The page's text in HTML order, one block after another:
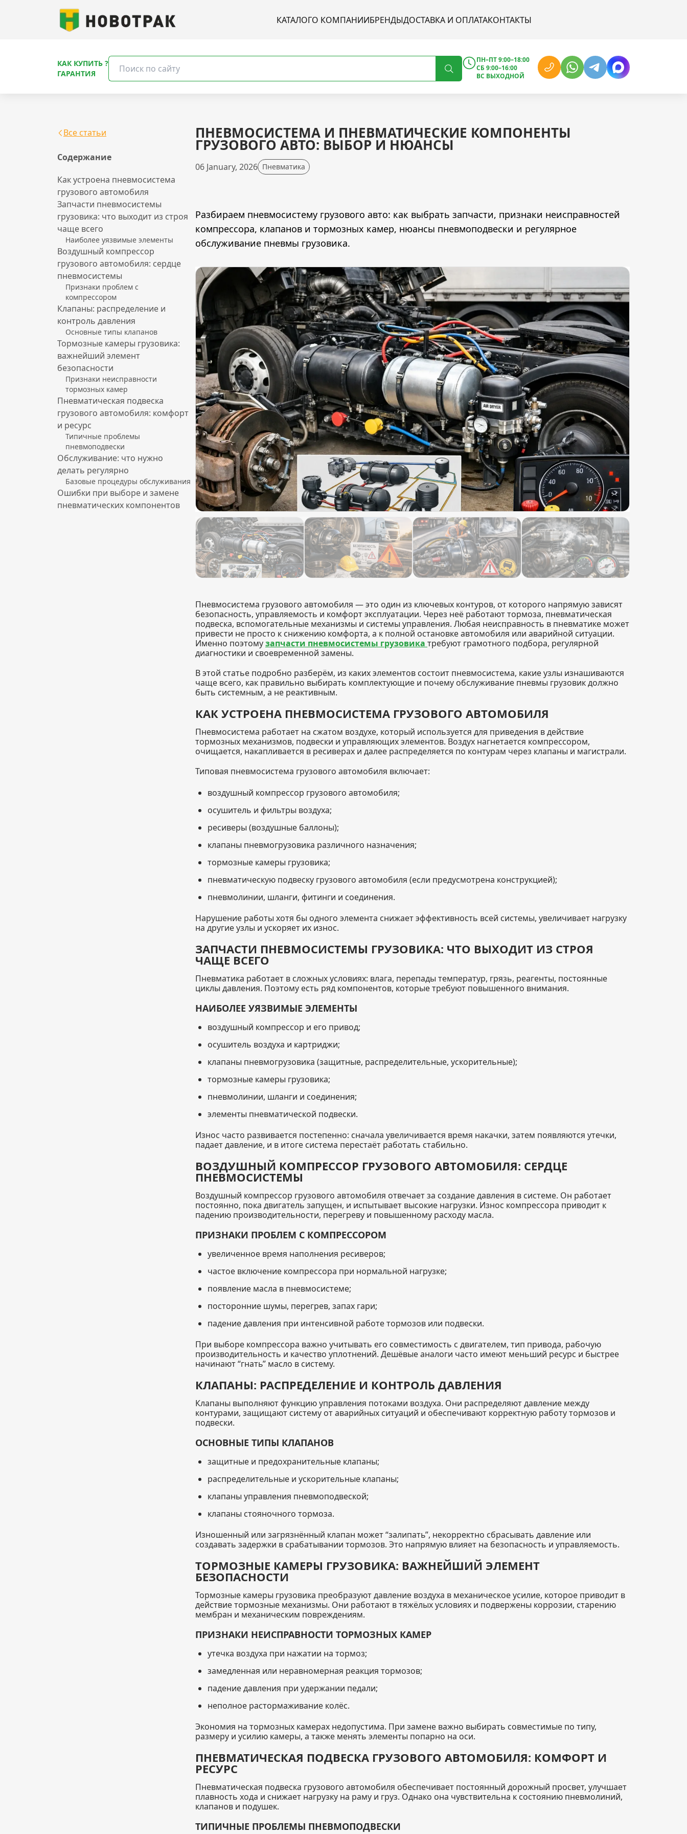
КАТАЛОГО КОМПАНИИБРЕНДЫДОСТАВКА И ОПЛАТАКОНТАКТЫ
КАК КУПИТЬ ?
ГАРАНТИЯ
ПН–ПТ 9:00–18:00
СБ 9:00–16:00
ВС ВЫХОДНОЙ
Все статьи
Содержание
Как устроена пневмосистема
грузового автомобиля
Запчасти пневмосистемы
грузовика: что выходит из строя
чаще всего
Наиболее уязвимые элементы
Воздушный компрессор
грузового автомобиля: сердце
пневмосистемы
Признаки проблем с
компрессором
Клапаны: распределение и
контроль давления
Основные типы клапанов
Тормозные камеры грузовика:
важнейший элемент
безопасности
Признаки неисправности
тормозных камер
Пневматическая подвеска
грузового автомобиля: комфорт
и ресурс
Типичные проблемы
пневмоподвески
Обслуживание: что нужно
делать регулярно
Базовые процедуры обслуживания
Ошибки при выборе и замене
пневматических компонентов
ПНЕВМОСИСТЕМА И ПНЕВМАТИЧЕСКИЕ КОМПОНЕНТЫ
ГРУЗОВОГО АВТО: ВЫБОР И НЮАНСЫ
06 January, 2026 Пневматика
Разбираем пневмосистему грузового авто: как выбрать запчасти, признаки неисправностей
компрессора, клапанов и тормозных камер, нюансы пневмоподвески и регулярное
обслуживание пневмы грузовика.
Пневмосистема грузового автомобиля — это один из ключевых контуров, от которого напрямую зависят
безопасность, управляемость и комфорт эксплуатации. Через неё работают тормоза, пневматическая
подвеска, вспомогательные механизмы и системы управления. Любая неисправность в пневматике может
привести не просто к снижению комфорта, а к полной остановке автомобиля или аварийной ситуации.
Именно поэтомузапчасти пневмосистемы грузовика требуют грамотного подбора, регулярной
диагностики и своевременной замены.
В этой статье подробно разберём, из каких элементов состоит пневмосистема, какие узлы изнашиваются
чаще всего, как правильно выбирать комплектующие и почему обслуживание пневмы грузовик должно
быть системным, а не реактивным.
КАК УСТРОЕНА ПНЕВМОСИСТЕМА ГРУЗОВОГО АВТОМОБИЛЯ
Пневмосистема работает на сжатом воздухе, который используется для приведения в действие
тормозных механизмов, подвески и управляющих элементов. Воздух нагнетается компрессором,
очищается, накапливается в ресиверах и далее распределяется по контурам через клапаны и магистрали.
Типовая пневмосистема грузового автомобиля включает:
воздушный компрессор грузового автомобиля;
осушитель и фильтры воздуха;
ресиверы (воздушные баллоны);
клапаны пневмогрузовика различного назначения;
тормозные камеры грузовика;
пневматическую подвеску грузового автомобиля (если предусмотрена конструкцией);
пневмолинии, шланги, фитинги и соединения.
Нарушение работы хотя бы одного элемента снижает эффективность всей системы, увеличивает нагрузку
на другие узлы и ускоряет их износ.
ЗАПЧАСТИ ПНЕВМОСИСТЕМЫ ГРУЗОВИКА: ЧТО ВЫХОДИТ ИЗ СТРОЯ
ЧАЩЕ ВСЕГО
Пневматика работает в сложных условиях: влага, перепады температур, грязь, реагенты, постоянные
циклы давления. Поэтому есть ряд компонентов, которые требуют повышенного внимания.
НАИБОЛЕЕ УЯЗВИМЫЕ ЭЛЕМЕНТЫ
воздушный компрессор и его привод;
осушитель воздуха и картриджи;
клапаны пневмогрузовика (защитные, распределительные, ускорительные);
тормозные камеры грузовика;
пневмолинии, шланги и соединения;
элементы пневматической подвески.
Износ часто развивается постепенно: сначала увеличивается время накачки, затем появляются утечки,
падает давление, и в итоге система перестаёт работать стабильно.
ВОЗДУШНЫЙ КОМПРЕССОР ГРУЗОВОГО АВТОМОБИЛЯ: СЕРДЦЕ
ПНЕВМОСИСТЕМЫ
Воздушный компрессор грузового автомобиля отвечает за создание давления в системе. Он работает
постоянно, пока двигатель запущен, и испытывает высокие нагрузки. Износ компрессора приводит к
падению производительности, перегреву и повышенному расходу масла.
ПРИЗНАКИ ПРОБЛЕМ С КОМПРЕССОРОМ
увеличенное время наполнения ресиверов;
частое включение компрессора при нормальной нагрузке;
появление масла в пневмосистеме;
посторонние шумы, перегрев, запах гари;
падение давления при интенсивной работе тормозов или подвески.
При выборе компрессора важно учитывать его совместимость с двигателем, тип привода, рабочую
производительность и качество уплотнений. Дешёвые аналоги часто имеют меньший ресурс и быстрее
начинают “гнать” масло в систему.
КЛАПАНЫ: РАСПРЕДЕЛЕНИЕ И КОНТРОЛЬ ДАВЛЕНИЯ
Клапаны выполняют функцию управления потоками воздуха. Они распределяют давление между
контурами, защищают систему от аварийных ситуаций и обеспечивают корректную работу тормозов и
подвески.
ОСНОВНЫЕ ТИПЫ КЛАПАНОВ
защитные и предохранительные клапаны;
распределительные и ускорительные клапаны;
клапаны управления пневмоподвеской;
клапаны стояночного тормоза.
Изношенный или загрязнённый клапан может “залипать”, некорректно сбрасывать давление или
создавать задержки в срабатывании тормозов. Это напрямую влияет на безопасность и управляемость.
ТОРМОЗНЫЕ КАМЕРЫ ГРУЗОВИКА: ВАЖНЕЙШИЙ ЭЛЕМЕНТ
БЕЗОПАСНОСТИ
Тормозные камеры грузовика преобразуют давление воздуха в механическое усилие, которое приводит в
действие тормозные механизмы. Они работают в тяжёлых условиях и подвержены коррозии, старению
мембран и механическим повреждениям.
ПРИЗНАКИ НЕИСПРАВНОСТИ ТОРМОЗНЫХ КАМЕР
утечка воздуха при нажатии на тормоз;
замедленная или неравномерная реакция тормозов;
падение давления при удержании педали;
неполное растормаживание колёс.
Экономия на тормозных камерах недопустима. При замене важно выбирать совместимые по типу,
размеру и усилию камеры, а также менять элементы попарно на оси.
ПНЕВМАТИЧЕСКАЯ ПОДВЕСКА ГРУЗОВОГО АВТОМОБИЛЯ: КОМФОРТ И
РЕСУРС
Пневматическая подвеска грузового автомобиля обеспечивает постоянный дорожный просвет, улучшает
плавность хода и снижает нагрузку на раму и груз. Однако она чувствительна к состоянию пневмолиний,
клапанов и подушек.
ТИПИЧНЫЕ ПРОБЛЕМЫ ПНЕВМОПОДВЕСКИ